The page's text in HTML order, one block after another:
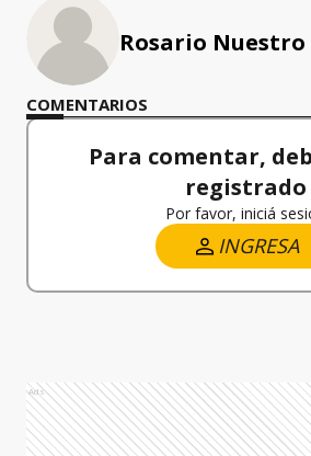
Rosario Nuestro
COMENTARIOS
Para comentar,
registrado
Por favor, iniciá
INGRESA
Ads